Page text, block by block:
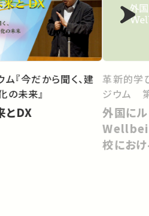
『今だから聞く、建
の未来』
とDX
革新的学
ジウム
外国に
校にお